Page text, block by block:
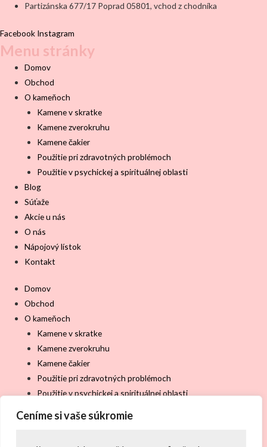
Ceníme si vaše súkromie
Partizánska 677/17 Poprad 05801, vchod z chodníka
Facebook Instagram
Menu stránky
Domov
Obchod
O kameňoch
Kamene v skratke
Kamene zverokruhu
Kamene čakier
Použitie pri zdravotných problémoch
Použitie v psychickej a spirituálnej oblasti
Blog
Súťaže
Akcie u nás
O nás
Nápojový lístok
Kontakt
Domov
Obchod
O kameňoch
Kamene v skratke
Kamene zverokruhu
Kamene čakier
Použitie pri zdravotných problémoch
Použitie v psychickej a spirituálnej oblasti
Súťaže